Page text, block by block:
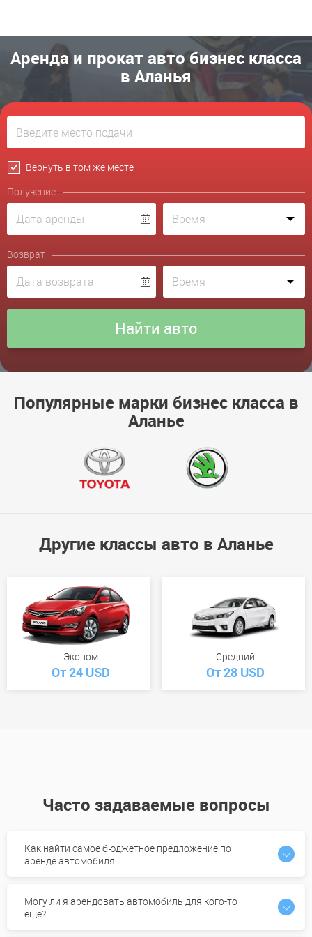
Аренда и прокат авто бизнес класса
в Аланья
Вернуть в том же месте
Получение
Возврат
Популярные марки бизнес класса в
Аланье
Другие классы авто в Аланье
Эконом
От 24 USD
Средний
От 28 USD
Часто задаваемые вопросы
Как найти самое бюджетное предложение по
аренде автомобиля
Могу ли я арендовать автомобиль для кого-то
еще?